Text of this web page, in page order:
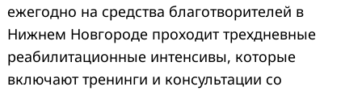
ежегодно на средства благотворителей в
Нижнем Новгороде проходит трехдневные
реабилитационные интенсивы, которые
включают тренинги и консультации со